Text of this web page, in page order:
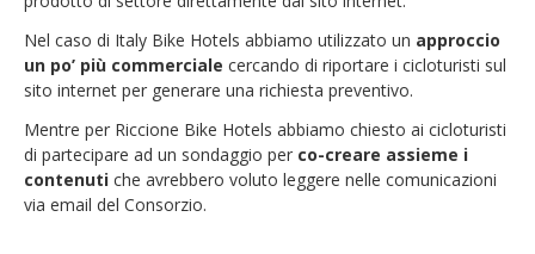
Nel caso di Italy Bike Hotels abbiamo utilizzato un approccio
un po’ più commerciale cercando di riportare i cicloturisti sul
sito internet per generare una richiesta preventivo.
Mentre per Riccione Bike Hotels abbiamo chiesto ai cicloturisti
di partecipare ad un sondaggio per co-creare assieme i
contenuti che avrebbero voluto leggere nelle comunicazioni
via email del Consorzio.